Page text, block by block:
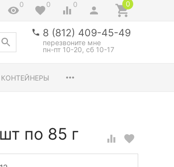
0 0 0 0
8 (812) 409-45-49
перезвоните мне
пн-пт 10-20, сб 10-17
по 85 г